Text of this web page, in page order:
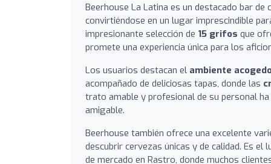
Beerhouse La Latina es un destacado bar
convirtiéndose en un lugar imprescindible
impresionante selección de 15 grifos que
promete una experiencia única para los
Los usuarios destacan el ambiente
acompañado de deliciosas tapas, donde las
trato amable y profesional de su personal
amigable.
Beerhouse también ofrece una excelente
descubrir cervezas únicas y de calidad. Es
de mercado en Rastro, donde muchos